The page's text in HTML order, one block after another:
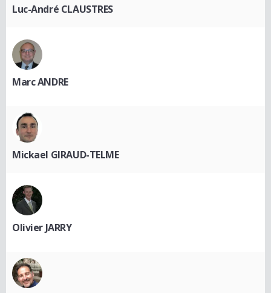
Luc-André CLAUSTRES
Marc ANDRE
Mickael GIRAUD-TELME
Olivier JARRY